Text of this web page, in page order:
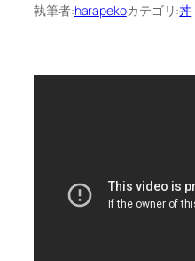
執筆者:harapekoカテゴリ:丼